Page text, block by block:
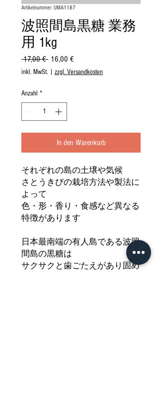
Artikelnummer: UMA1187
波照間島黒糖 業務
用 1kg
17,00 € Standardpreis
16,00 €Sale-
Preis
inkl. MwSt. zzgl. Versandkosten
Anzahl *
In den Warenkorb
それぞれの島の土壌や気候
さとうきびの栽培方法や製法に
よって
色・形・香り・食感など異なる
特徴があります
日本最南端の有人島である波照
間島の黒糖は
サクサクと歯ごたえがあり固め